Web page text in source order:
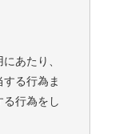
あたり、
る行為ま
行為をし